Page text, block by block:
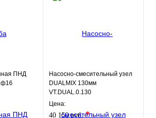
ПНД
ф16
Насосно-смесительный узел
DUALMIX 130мм
VT.DUAL.0.130
Цена:
40 150 руб.*